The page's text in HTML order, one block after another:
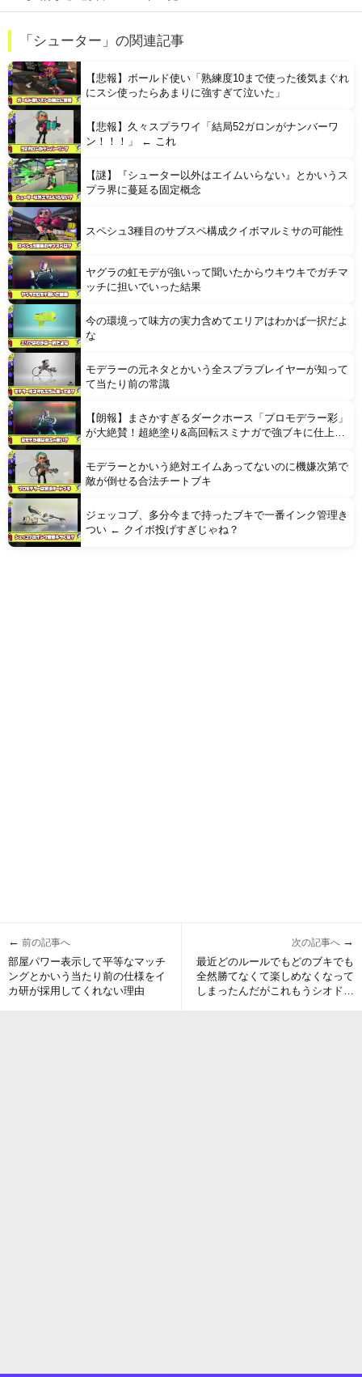
【画像】 爆乳女さんたち、お◯ぱいの血管が透けてしまうｗｗｗwｗｗｗｗｗｗｗｗ
Powered by livedoor 相互RSS
「シューター」の関連記事
【悲報】ボールド使い「熟練度10まで使った後気まぐれ
にスシ使ったらあまりに強すぎて泣いた」
【悲報】久々スプラワイ「結局52ガロンがナンバーワ
ン！！！」 ← これ
【謎】『シューター以外はエイムいらない』とかいうス
プラ界に蔓延る固定概念
スペシュ3種目のサブスペ構成クイボマルミサの可能性
ヤグラの虹モデが強いって聞いたからウキウキでガチマ
ッチに担いでいった結果
今の環境って味方の実力含めてエリアはわかば一択だよ
な
モデラーの元ネタとかいう全スプラプレイヤーが知って
て当たり前の常識
【朗報】まさかすぎるダークホース「プロモデラー彩」
が大絶賛！超絶塗り&高回転スミナガで強ブキに仕上が
モデラーとかいう絶対エイムあってないのに機嫌次第で
敵が倒せる合法チートブキ
ジェッコブ、多分今まで持ったブキで一番インク管理き
つい ← クイボ投げすぎじゃね？
← 前の記事へ
部屋パワー表示して平等なマッチ
ングとかいう当たり前の仕様をイ
カ研が採用してくれない理由
次の記事へ →
最近どのルールでもどのブキでも
全然勝てなくて楽しめなくなって
しまったんだがこれもうシオドキ